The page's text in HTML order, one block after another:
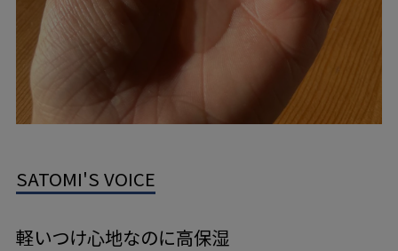
SATOMI'S VOICE
軽いつけ心地なのに高保湿